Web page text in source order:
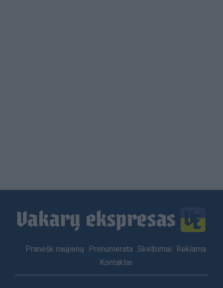
Footer
Pranešk naujieną Prenumerata Skelbimai
Reklama
Kontaktai